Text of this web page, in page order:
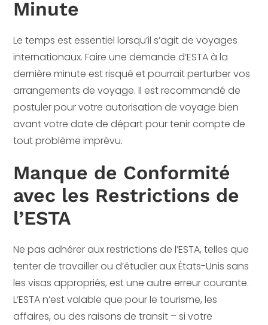
Minute
Le temps est essentiel lorsqu’il s’agit de voyages
internationaux. Faire une demande d’ESTA à la
dernière minute est risqué et pourrait perturber vos
arrangements de voyage. Il est recommandé de
postuler pour votre autorisation de voyage bien
avant votre date de départ pour tenir compte de
tout problème imprévu.
Manque de Conformité
avec les Restrictions de
l’ESTA
Ne pas adhérer aux restrictions de l’ESTA, telles que
tenter de travailler ou d’étudier aux États-Unis sans
les visas appropriés, est une autre erreur courante.
L’ESTA n’est valable que pour le tourisme, les
affaires, ou des raisons de transit – si votre